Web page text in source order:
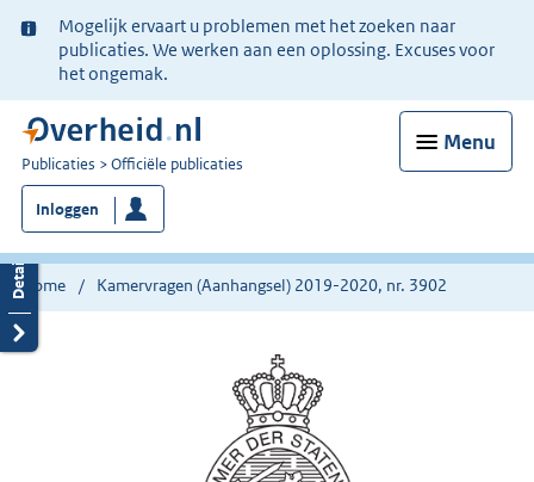
Ter
informatie:
Mogelijk ervaart u problemen met het zoeken naar
publicaties. We werken aan een oplossing. Excuses voor
het ongemak.
Menu
U
bent
nu
hier:
Publicaties Officiële publicaties
Inloggen
Home Kamervragen (Aanhangsel) 2019-2020, nr. 3902